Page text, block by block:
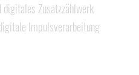
digitales Zusatzzählwerk
Impulsverarbeitung